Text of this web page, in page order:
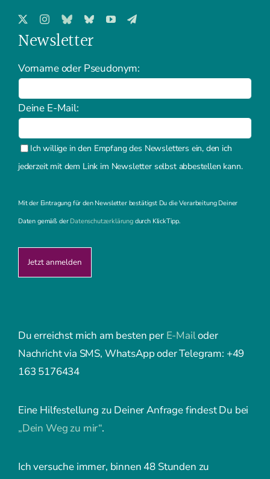
Newsletter
Vorname oder Pseudonym:
Deine E-Mail:
Ich willige in den Empfang des Newsletters ein, den ich
jederzeit mit dem Link im Newsletter selbst abbestellen kann.
Mit der Eintragung für den Newsletter bestätigst Du die Verarbeitung Deiner
Daten gemäß der Datenschutzerklärungdurch KlickTipp.
Du erreichst mich am besten per E-Mailoder
Nachricht via SMS, WhatsApp oder Telegram: +49
163 5176434
Eine Hilfestellung zu Deiner Anfrage findest Du bei
„Dein Weg zu mir“.
Ich versuche immer, binnen 48 Stunden zu